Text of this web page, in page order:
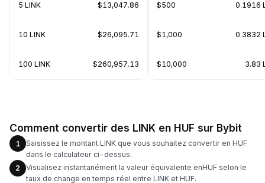
5 LINK $13,047.86
10 LINK $26,095.71
100 LINK $260,957.13
$500 0.1916
$1,000 0.3832
$10,000 3.83
Comment convertir des LINK en HUF sur Bybit
1
Saisissez le montant LINK que vous souhaitez convertir en HUF
dans le calculateur ci-dessus.
2
Visualisez instantanément la valeur équivalente enHUF selon le
taux de change en temps réel entre LINK et HUF.